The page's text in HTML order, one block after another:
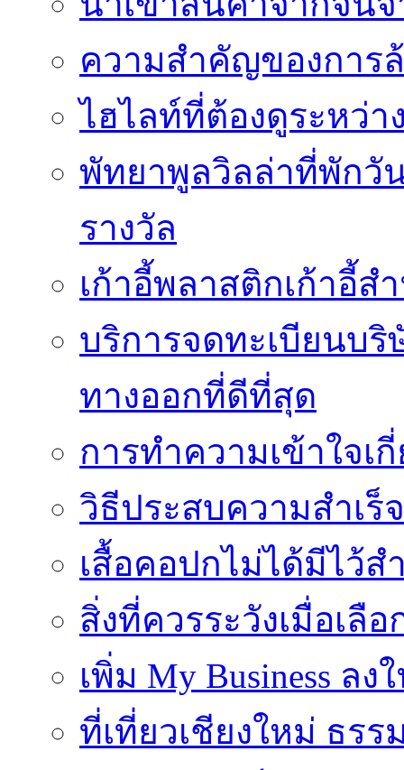
ความสำคัญของการ
ไฮไลท์ที่ต้องดูระหว่า
พัทยาพูลวิลล่าที่พักวั
รางวัล
เก้าอี้พลาสติกเก้าอี้
บริการจดทะเบียนบ
ทางออกที่ดีที่สุด
การทำความเข้าใจเ
วิธีประสบความสำเ
เสื้อคอปกไม่ได้มีไว้
สิ่งที่ควรระวังเมื่อเลื
เพิ่ม My Business ลง
ที่เที่ยวเชียงใหม่ ธร